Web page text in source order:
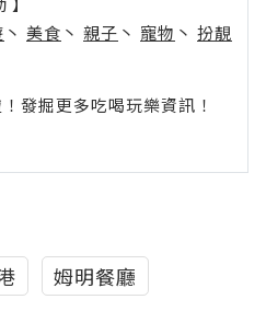
丶 美食 丶 親子 丶 寵物 丶 扮靚
發掘更多吃喝玩樂資訊！
姆明餐廳